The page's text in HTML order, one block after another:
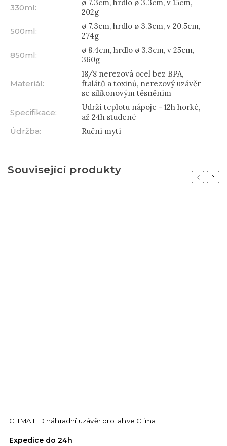
330ml:
ø 7.3cm, hrdlo ø 3.3cm, v 15cm,
202g
500ml:
ø 7.3cm, hrdlo ø 3.3cm, v 20.5cm,
274g
850ml:
ø 8.4cm, hrdlo ø 3.3cm, v 25cm,
360g
Materiál:
18/8 nerezová ocel bez BPA,
ftalátů a toxinů, nerezový uzávěr
se silikonovým těsněním
Specifikace:
Udrží teplotu nápoje - 12h horké,
až 24h studené
Údržba: Ruční mytí
Související produkty
Previous
CLIMA LID náhradní uzávěr pro lahve Clima
Expedice do 24h
Next